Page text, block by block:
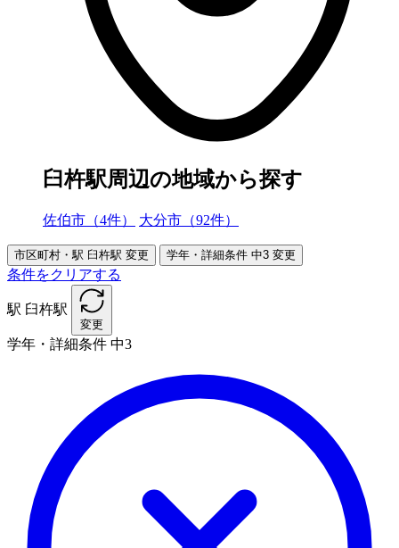
臼杵駅周辺の地域から探す
佐伯市（4件） 大分市（92件）
市区町村・駅 臼杵駅 変更 学年・詳細条件 中3 変更
条件をクリアする
駅 臼杵駅
変更
学年・詳細条件 中3